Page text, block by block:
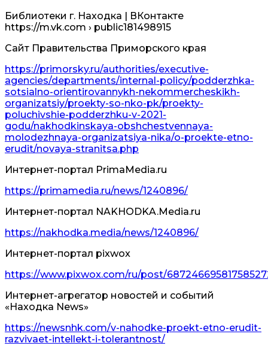
Библиотеки г. Находка | ВКонтакте
https://m.vk.com › public181498915
Сайт Правительства Приморского края
https://primorsky.ru/authorities/executive-
agencies/departments/internal-policy/podderzhka-
sotsialno-orientirovannykh-nekommercheskikh-
organizatsiy/proekty-so-nko-pk/proekty-
poluchivshie-podderzhku-v-2021-
godu/nakhodkinskaya-obshchestvennaya-
molodezhnaya-organizatsiya-nika/o-proekte-etno-
erudit/novaya-stranitsa.php
Интернет-портал РrimaМedia.ru
https://primamedia.ru/news/1240896/
Интернет-портал NAKHODKA.Мedia.ru
https://nakhodka.media/news/1240896/
Интернет-портал pixwox
https://www.pixwox.com/ru/post/
Интернет-агрегатор новостей и событий
«Находка News»
https://newsnhk.com/v-nahodke-proekt-etno-erudit-
razvivaet-intellekt-i-tolerantnost/